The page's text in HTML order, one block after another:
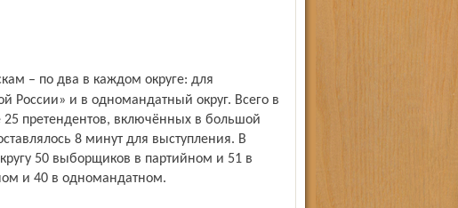
России» и в одномандатный округ. Всего в
25 претендентов, включённых в большой
8 минут для выступления. В
50 выборщиков в партийном и 51 в
и 40 в одномандатном.